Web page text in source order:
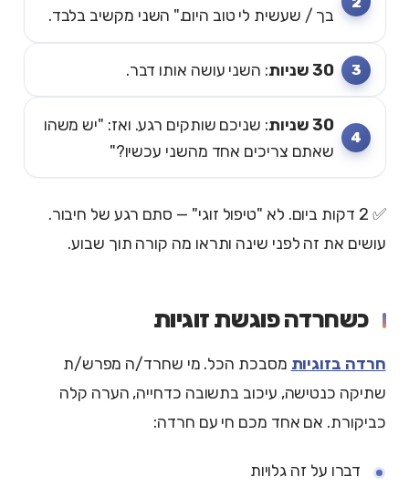
בך / שעשית לי טוב היום." השני מקשיב בלבד.
30 שניות : השני עושה אותו דבר.
30 שניות
: שניכם שותקים רגע. ואז: "יש משהו
שאתם צריכים אחד מהשני עכשיו?"
✅ 2 דקות ביום. לא "טיפול זוגי" — סתם רגע של חיבור.
עושים את זה לפני שינה ותראו מה קורה תוך שבוע.
כשחרדה פוגשת זוגיות
חרדה בזוגיות מסבכת הכל. מי שחרד/ה מפרש/ת
שתיקה כנטישה, עיכוב בתשובה כדחייה, הערה קלה
כביקורת. אם אחד מכם חי עם חרדה:
דברו על זה גלויות